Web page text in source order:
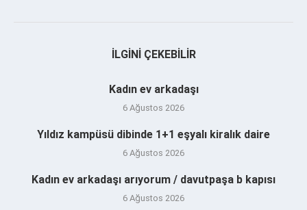
İLGINI ÇEKEBILIR
Kadın ev arkadaşı
6 Ağustos 2026
Yıldız kampüsü dibinde 1+1 eşyalı kiralık daire
6 Ağustos 2026
Kadın ev arkadaşı arıyorum / davutpaşa b kapısı
6 Ağustos 2026